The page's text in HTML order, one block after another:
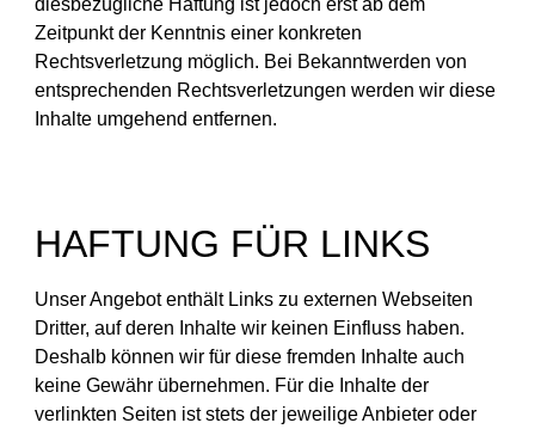
Zeitpunkt der Kenntnis einer konkreten
Rechtsverletzung möglich. Bei Bekanntwerden von
entsprechenden Rechtsverletzungen werden wir diese
Inhalte umgehend entfernen.
HAFTUNG FÜR LINKS
Unser Angebot enthält Links zu externen Webseiten
Dritter, auf deren Inhalte wir keinen Einfluss haben.
Deshalb können wir für diese fremden Inhalte auch
keine Gewähr übernehmen. Für die Inhalte der
verlinkten Seiten ist stets der jeweilige Anbieter oder